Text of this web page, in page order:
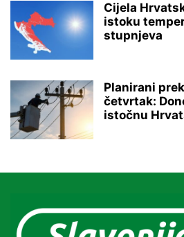
Cijela
istoku
stupnjeva
Planirani
četvrtak:
istočnu